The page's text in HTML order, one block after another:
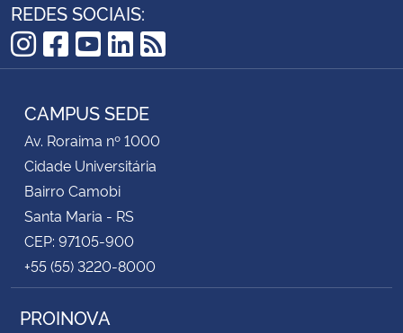
REDES SOCIAIS:
Instagram
Facebook
YouTube
LinkedIn
RSS
CAMPUS SEDE
Av. Roraima nº 1000
Cidade Universitária
Bairro Camobi
Santa Maria - RS
CEP: 97105-900
+55 (55) 3220-8000
PROINOVA